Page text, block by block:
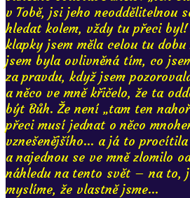
v Tobě, jsi jeho neoddělitelnou
hledat kolem, vždy tu přeci
klapky jsem měla celou tu
jsem byla ovlivněná tím, co
za pravdu, když jsem
a něco ve mně křičelo, že ta
být Bůh. Že není „tam ten
přeci musí jednat o něco
vznešenějšího... a já to
a najednou se ve mně zlomilo
náhledu na tento svět – na to,
myslíme, že vlastně jsme...